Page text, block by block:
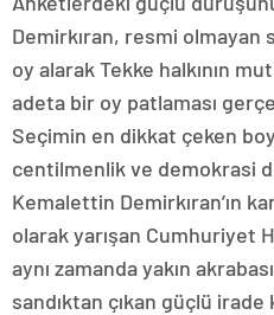
Demirkıran, resmi olmayan
oy alarak Tekke halkının
adeta bir oy patlaması
Seçimin en dikkat çeken
centilmenlik ve demokrasi
Kemalettin Demirkıran’ın
olarak yarışan Cumhuriyet
aynı zamanda yakın
sandıktan çıkan güçlü irade